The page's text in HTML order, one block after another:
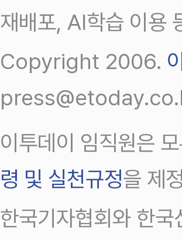
재배포, AI학습 이용
Copyright 2006.
이투데이 임직원은
령 및 실천규정을 제
한국기자협회와 한